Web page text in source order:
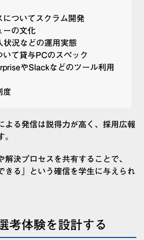
についてスクラム開発
ーの文化
況などの運用実態
いて貸与PCのスペック
やSlackなどのツール利用
度
よる発信は説得力が高く、採用広報
。
解決プロセスを共有することで、
きる」という確信を学生に与えられ
考体験を設計する